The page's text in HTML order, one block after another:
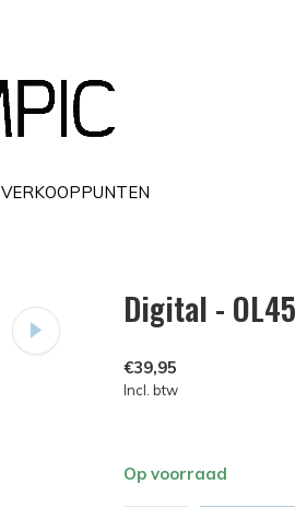
VERKOOPPUNTEN
Digital -
€39,95
Incl. btw
Op voorraad